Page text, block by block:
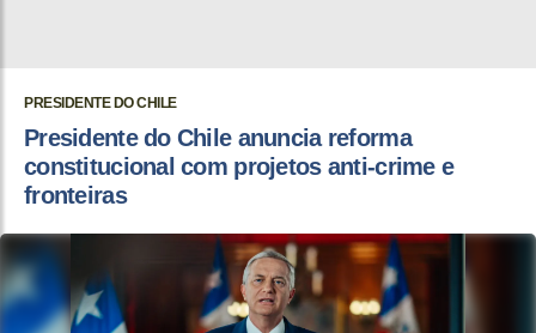
PRESIDENTE DO CHILE
Presidente do Chile anuncia reforma
constitucional com projetos anti-crime e
fronteiras